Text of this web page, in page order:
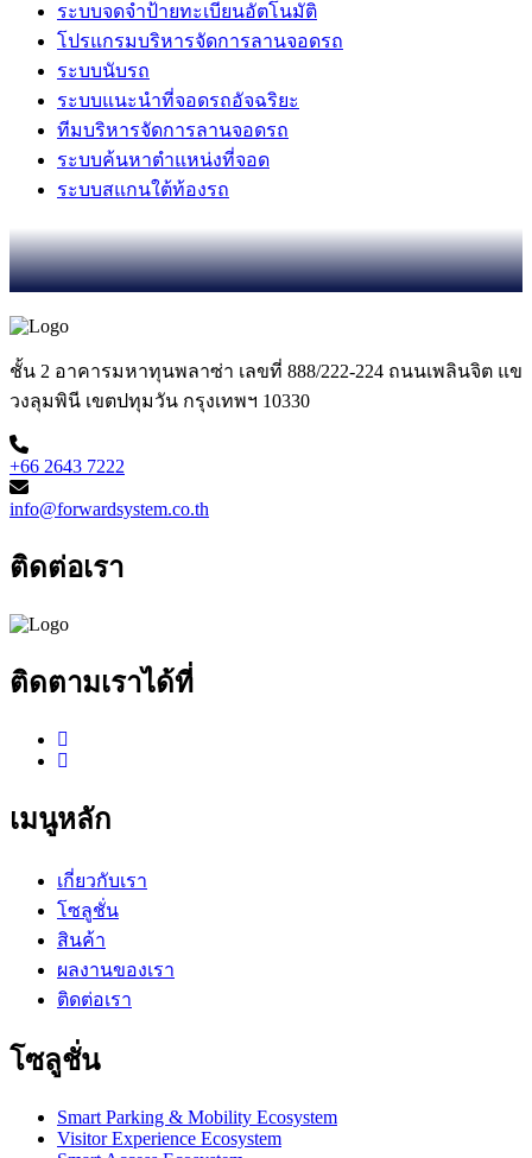
ระบบจดจำป้ายทะเบียนอัตโนมัติ
โปรแกรมบริหารจัดการลานจอดรถ
ระบบนับรถ
ระบบแนะนำที่จอดรถอัจฉริยะ
ทีมบริหารจัดการลานจอดรถ
ระบบค้นหาตำแหน่งที่จอด
ระบบสแกนใต้ท้องรถ
ชั้น 2 อาคารมหาทุนพลาซ่า เลขที่ 888/222-224 ถนนเพลินจิต แข
วงลุมพินี เขตปทุมวัน กรุงเทพฯ 10330
+66 2643 7222
info@forwardsystem.co.th
ติดต่อเรา
ติดตามเราได้ที่
เมนูหลัก
เกี่ยวกับเรา
โซลูชั่น
สินค้า
ผลงานของเรา
ติดต่อเรา
โซลูชั่น
Smart Parking & Mobility Ecosystem
Visitor Experience Ecosystem